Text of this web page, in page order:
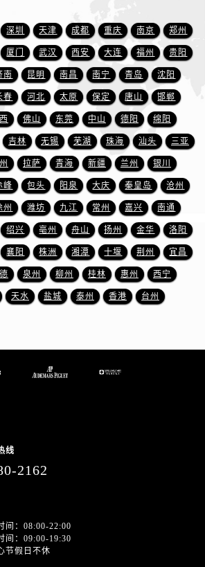
山东省德州市德城区东风中路爱彼售后服务中心（需提前预约）
山东省东营市东营区济南路爱彼售后服务中心（需提前预约）
山东省济南市历下区经十路11111号华润中心写字楼（万象城）15层1508室爱彼售后服务中心（需提前预约）
山东省济宁市任城区太白楼路爱彼售后服务中心（需提前预约）
山东省莱芜市文化南路8号银座商城名表维修一楼名表维修爱彼售后服务中心（需提前预约）
山东省临沂市兰山区解放路爱彼售后服务中心（需提前预约）
山东省日照市东港区烟台路爱彼售后服务中心（需提前预约）
山东省泰安市泰山区财源街道泰山大街爱彼售后服务中心（需提前预约）
山东省威海市环翠区新威海路89号振华商厦一楼名表维修爱彼售后服务中心（需提前预约）
山东省潍坊市奎文区东风东街爱彼售后服务中心（需提前预约）
山东省枣庄市滕州市北辛路与善国路交叉口爱彼售后服务中心（需提前预约）
山东省淄博市张店区金晶大道爱彼售后服务中心（需提前预约）
上海市黄浦区南京东路299号宏伊国际广场写字楼8层806室爱彼售后服务中心（需提前预约）
上海市徐汇区虹桥路3号港汇中心2座37层3705室爱彼售后服务中心（需提前预约）
深圳 天津 成都 重庆 南京 郑州
厦门 武汉 西安 大连 福州 贵阳
南 昆明 南昌 南宁 青岛 沈阳
春 河北 太原 保定 唐山 邯郸
佛山 东莞 中山 德阳 绵阳
吉林 无锡 芜湖 珠海 汕头 三亚
拉萨 青海 新疆 兰州 银川
峰 包头 阳泉 大庆 秦皇岛 沧州
州 潍坊 九江 常州 嘉兴 南通
绍兴 亳州 舟山 扬州 金华 洛阳
襄阳 株洲 湘潭 十堰 荆州 宜昌
泉州 柳州 桂林 惠州 西宁
天水 盐城 泰州 香港 台州
线
2162
间：08:00-22:00
间：09:00-19:30
节假日不休